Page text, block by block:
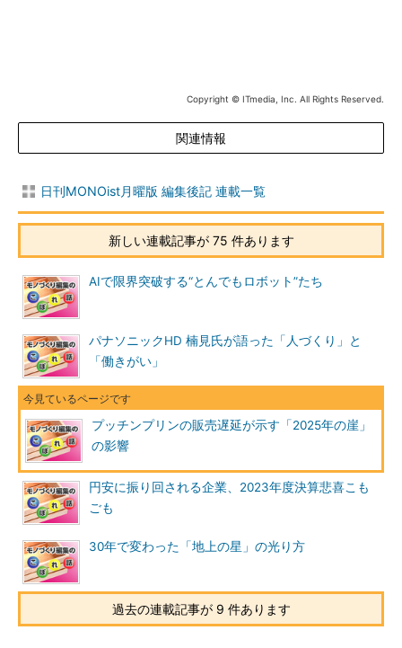
Copyright © ITmedia, Inc. All Rights Reserved.
関連情報
日刊MONOist月曜版 編集後記 連載一覧
新しい連載記事が 75 件あります
AIで限界突破する“とんでもロボット”たち
パナソニックHD 楠見氏が語った「人づくり」と
「働きがい」
プッチンプリンの販売遅延が示す「2025年の崖」
の影響
円安に振り回される企業、2023年度決算悲喜こも
ごも
30年で変わった「地上の星」の光り方
過去の連載記事が 9 件あります